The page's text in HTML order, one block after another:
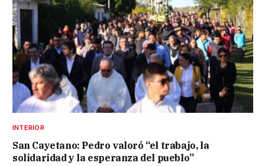
INTERIOR
San Cayetano: Pedro valoró “el trabajo, la
solidaridad y la esperanza del pueblo”